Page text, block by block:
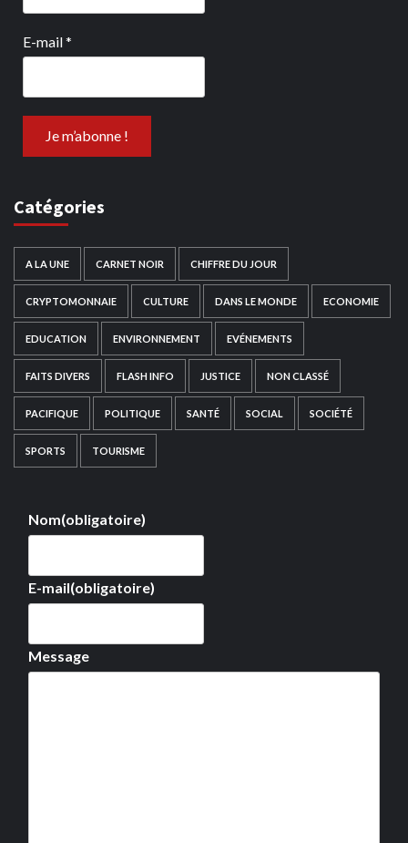
E-mail*
Catégories
A LA UNE CARNET NOIR CHIFFRE DU JOUR
CRYPTOMONNAIE CULTURE DANS LE MONDE ECONOMIE
EDUCATION ENVIRONNEMENT EVÉNEMENTS
FAITS DIVERS FLASH INFO JUSTICE NON CLASSÉ
PACIFIQUE POLITIQUE SANTÉ SOCIAL SOCIÉTÉ
SPORTS TOURISME
Nom(obligatoire)
E-mail(obligatoire)
Message